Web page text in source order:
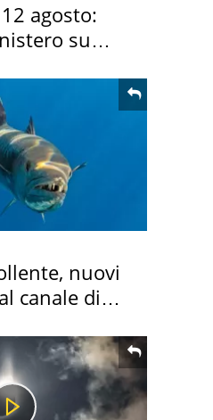
agosto:
su
nuovi
canale di